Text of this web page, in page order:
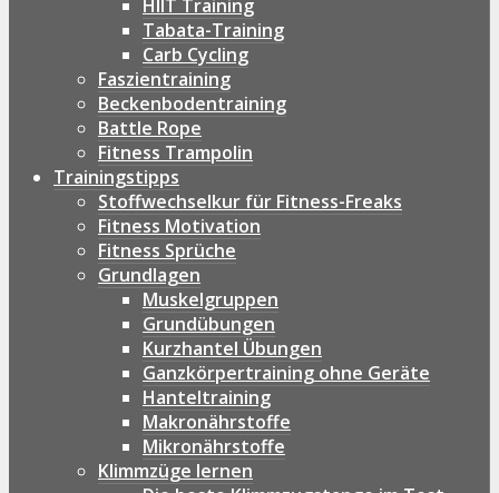
HIIT Training
Tabata-Training
Carb Cycling
Faszientraining
Beckenbodentraining
Battle Rope
Fitness Trampolin
Trainingstipps
Stoffwechselkur für Fitness-Freaks
Fitness Motivation
Fitness Sprüche
Grundlagen
Muskelgruppen
Grundübungen
Kurzhantel Übungen
Ganzkörpertraining ohne Geräte
Hanteltraining
Makronährstoffe
Mikronährstoffe
Klimmzüge lernen